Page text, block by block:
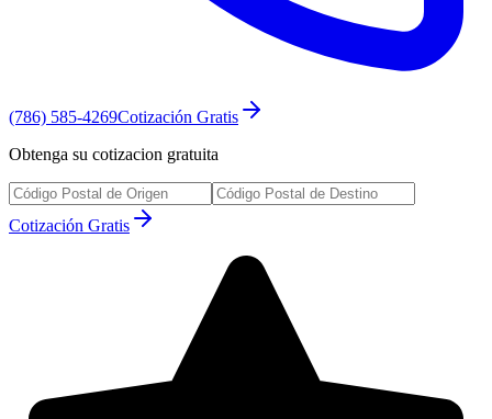
(786) 585-4269Cotización Gratis
Obtenga su cotizacion gratuita
Cotización Gratis